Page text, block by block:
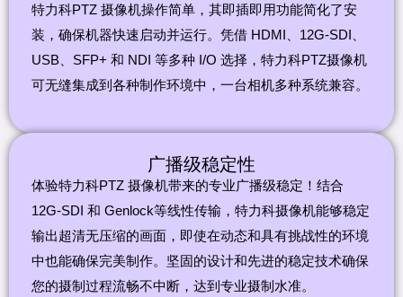
特力科PTZ 摄像机操作简单，其即插即用功能简化了安
装，确保机器快速启动并运行。凭借 HDMI、12G-SDI、
USB、SFP+ 和 NDI 等多种 I/O 选择，特力科PTZ摄像机
可无缝集成到各种制作环境中，一台相机多种系统兼容。
广播级稳定性
体验特力科PTZ 摄像机带来的专业广播级稳定！结合
12G-SDI 和 Genlock等线性传输，特力科摄像机能够稳定
输出超清无压缩的画面，即使在动态和具有挑战性的环境
中也能确保完美制作。坚固的设计和先进的稳定技术确保
您的摄制过程流畅不中断，达到专业摄制水准。